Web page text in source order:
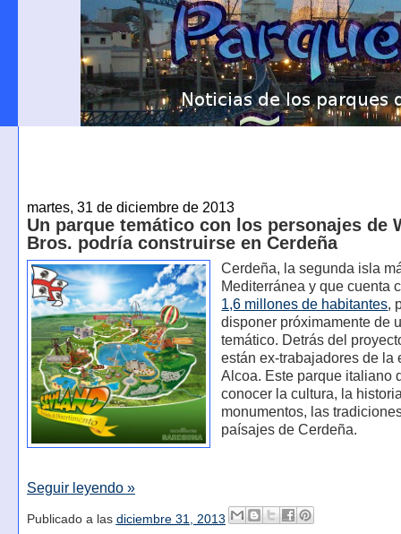
martes, 31 de diciembre de 2013
Un parque temático con los personajes de
Bros. podría construirse en Cerdeña
Cerdeña, la segunda isla
Mediterránea y que cuenta
1,6 millones de habitantes,
disponer próximamente de
temático. Detrás del
están ex-trabajadores de la
Alcoa. Este parque italiano
conocer la cultura, la
monumentos, las
paísajes de Cerdeña.
Seguir leyendo »
Publicado a las diciembre 31, 2013